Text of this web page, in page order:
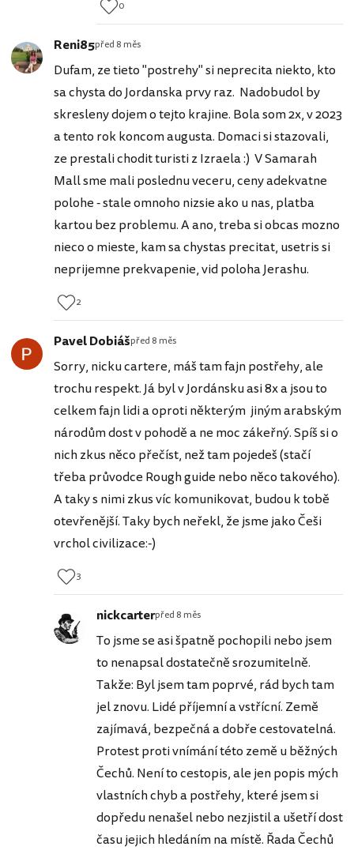
0
Reni85před 8 měs
Dufam, ze tieto "postrehy" si neprecita niekto, kto
sa chysta do Jordanska prvy raz. Nadobudol by
skresleny dojem o tejto krajine. Bola som 2x, v 2023
a tento rok koncom augusta. Domaci si stazovali,
ze prestali chodit turisti z Izraela :) V Samarah
Mall sme mali poslednu veceru, ceny adekvatne
polohe - stale omnoho nizsie ako u nas, platba
kartou bez problemu. A ano, treba si obcas mozno
nieco o mieste, kam sa chystas precitat, usetris si
neprijemne prekvapenie, vid poloha Jerashu.
2
Pavel Dobiášpřed 8 měs
Sorry, nicku cartere, máš tam fajn postřehy, ale
trochu respekt. Já byl v Jordánsku asi 8x a jsou to
celkem fajn lidi a oproti některým jiným arabským
národům dost v pohodě a ne moc zákeřný. Spíš si o
nich zkus něco přečíst, než tam pojedeš (stačí
třeba průvodce Rough guide nebo něco takového).
A taky s nimi zkus víc komunikovat, budou k tobě
otevřenější. Taky bych neřekl, že jsme jako Češi
vrchol civilizace:-)
3
nickcarterpřed 8 měs
To jsme se asi špatně pochopili nebo jsem
to nenapsal dostatečně srozumitelně.
Takže: Byl jsem tam poprvé, rád bych tam
jel znovu. Lidé příjemní a vstřícní. Země
zajímavá, bezpečná a dobře cestovatelná.
Protest proti vnímání této země u běžných
Čechů. Není to cestopis, ale jen popis mých
vlastních chyb a postřehy, které jsem si
dopředu nenašel nebo nezjistil a ušetří dost
času jejich hledáním na místě. Řada Čechů